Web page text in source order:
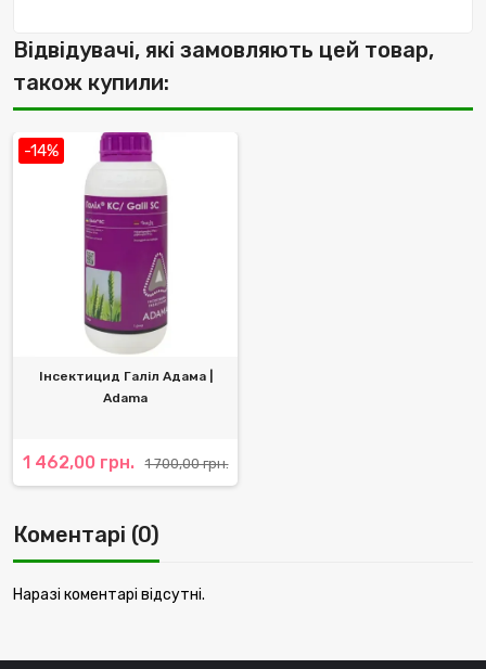
Відвідувачі, які замовляють цей товар,
також купили:
-14%
Інсектицид Галіл Адама |
Adama
1 462,00 грн. 1 700,00 грн.
Коментарі (0)
Наразі коментарі відсутні.